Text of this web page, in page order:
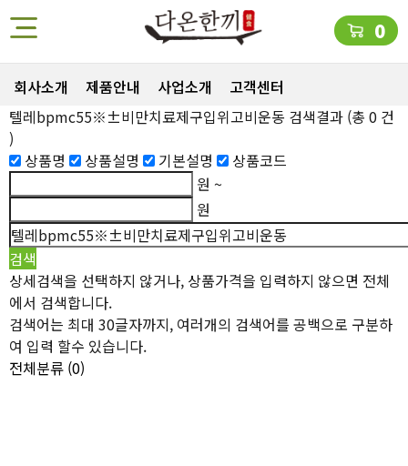
0
회사소개 제품안내 사업소개
고객센터
텔레bpmc55※±비만치료제구입위고비운동 검색결과 (총 0 건
)
상품명
상품설명 기본설명
상품코드
원 ~
원
상세검색을 선택하지 않거나, 상품가격을 입력하지 않으면 전체
에서 검색합니다.
검색어는 최대 30글자까지, 여러개의 검색어를 공백으로 구분하
여 입력 할수 있습니다.
전체분류 (0)